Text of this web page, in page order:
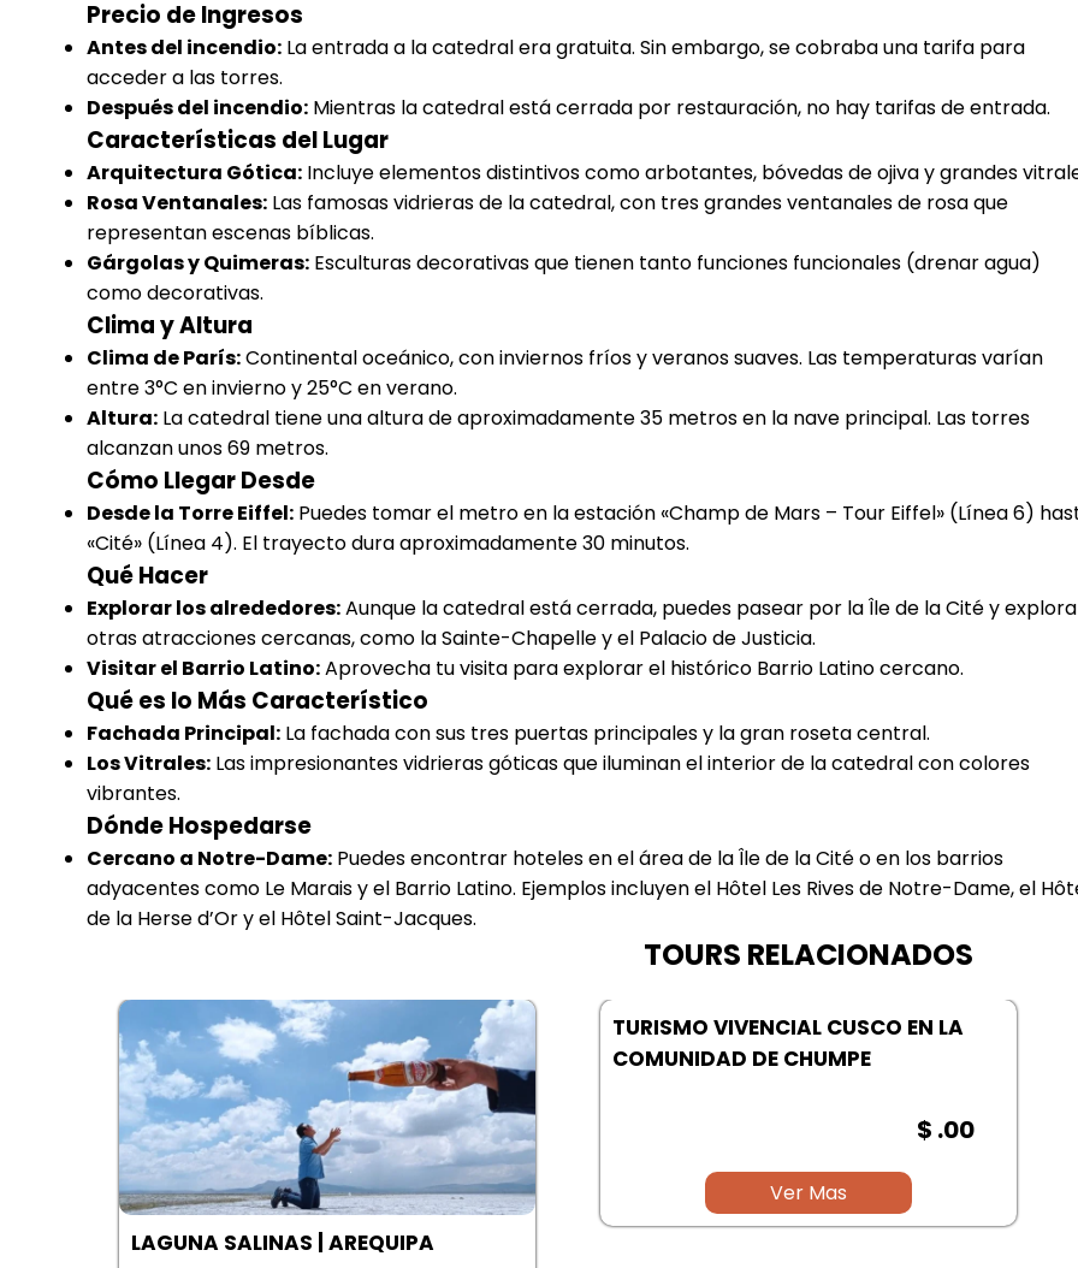
Precio de Ingresos
Antes del incendio: La entrada a la catedral era gratuita. Sin embargo, se cobraba una tarifa para
acceder a las torres.
Después del incendio: Mientras la catedral está cerrada por restauración, no hay tarifas de entrada.
Características del Lugar
Arquitectura Gótica: Incluye elementos distintivos como arbotantes, bóvedas de ojiva y grandes
Rosa Ventanales: Las famosas vidrieras de la catedral, con tres grandes ventanales de rosa que
representan escenas bíblicas.
Gárgolas y Quimeras: Esculturas decorativas que tienen tanto funciones funcionales (drenar agua)
como decorativas.
Clima y Altura
Clima de París:Continental oceánico, con inviernos fríos y veranos suaves. Las temperaturas varían
entre 3°C en invierno y 25°C en verano.
Altura: La catedral tiene una altura de aproximadamente 35 metros en la nave principal. Las torres
alcanzan unos 69 metros.
Cómo Llegar Desde
Desde la Torre Eiffel: Puedes tomar el metro en la estación «Champ de Mars – Tour Eiffel» (Línea 6)
«Cité» (Línea 4). El trayecto dura aproximadamente 30 minutos.
Qué Hacer
Explorar los alrededores:Aunque la catedral está cerrada, puedes pasear por la Île de la Cité y
otras atracciones cercanas, como la Sainte-Chapelle y el Palacio de Justicia.
Visitar el Barrio Latino:Aprovecha tu visita para explorar el histórico Barrio Latino cercano.
Qué es lo Más Característico
Fachada Principal: La fachada con sus tres puertas principales y la gran roseta central.
Los Vitrales: Las impresionantes vidrieras góticas que iluminan el interior de la catedral con colores
vibrantes.
Dónde Hospedarse
Cercano a Notre-Dame: Puedes encontrar hoteles en el área de la Île de la Cité o en los barrios
adyacentes como Le Marais y el Barrio Latino. Ejemplos incluyen el Hôtel Les Rives de Notre-Dame, el
de la Herse d’Or y el Hôtel Saint-Jacques.
TOURS RELACIONADOS
LAGUNA SALINAS | AREQUIPA
TURISMO VIVENCIAL CUSCO EN LA
COMUNIDAD DE CHUMPE
$ .00
Ver Mas